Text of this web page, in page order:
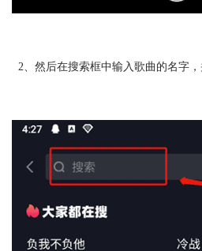
2、然后在搜索框中输入歌曲的名字